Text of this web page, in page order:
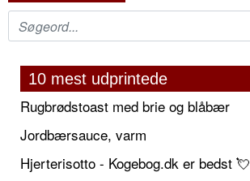
10 mest udprintede
Rugbrødstoast med brie og blåbær
Jordbærsauce, varm
Hjerterisotto - Kogebog.dk er bedst 💘